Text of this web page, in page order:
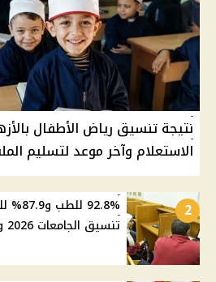
نتيجة تنسيق رياض الأطفال
الاستعلام وآخر موعد لتسليم
2
تنسيق الجامعات 2026 وأماكن المرحلة الثانية